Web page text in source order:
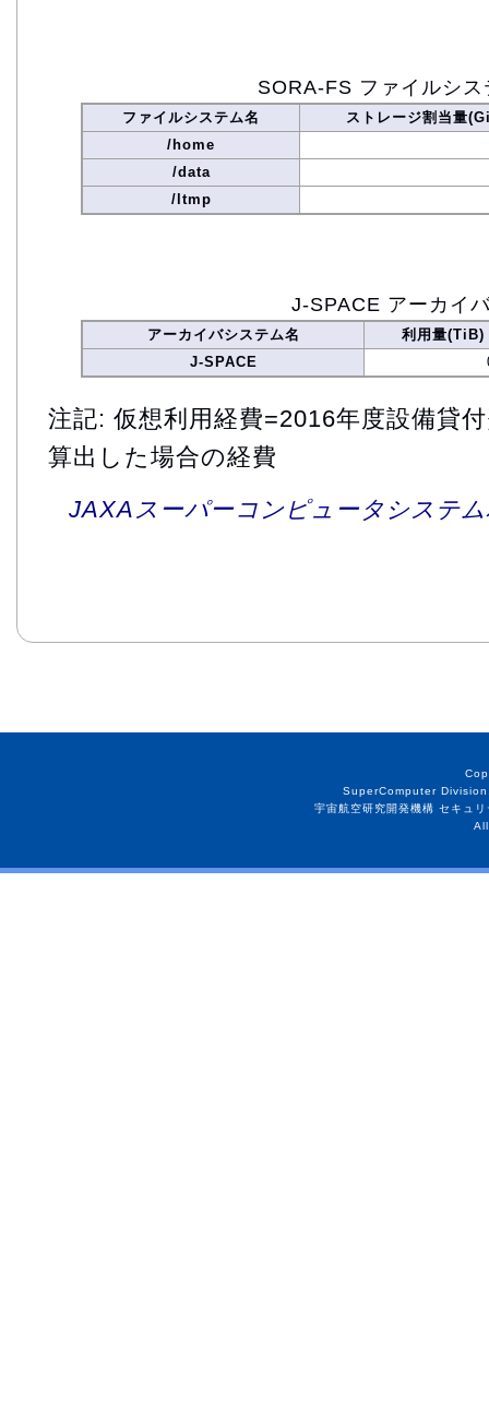
SORA-FS ファイルシス
ファイルシステム名
ストレージ割当量
/home
/data
/ltmp
J-SPACE アーカイ
アーカイバシステム名
利用量(TiB)
J-SPACE
注記: 仮想利用経費=2016年度設備貸
算出した場合の経費
JAXAスーパーコンピュータシステ
SuperComputer
宇宙航空研究開発機構 セキュ